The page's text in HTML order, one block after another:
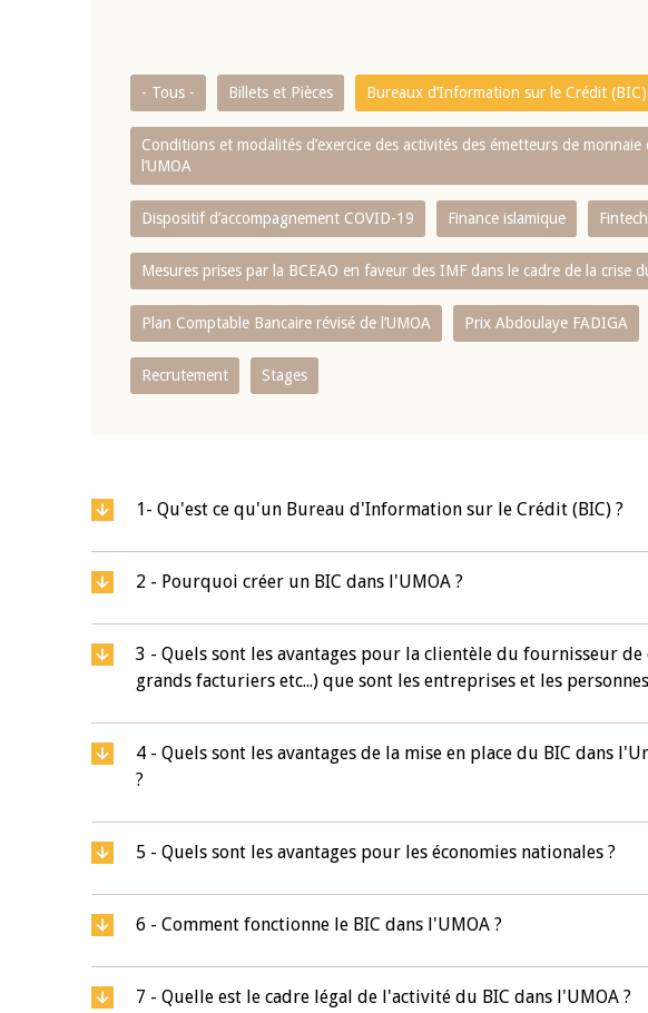
- Tous - Billets et Pièces Bureaux d’Information sur le Crédit (BIC)
Conditions et modalités d’exercice des activités des émetteurs de
l’UMOA
Dispositif d’accompagnement COVID-19 Finance islamique Fintech
Mesures prises par la BCEAO en faveur des IMF dans le cadre de la crise
Plan Comptable Bancaire révisé de l’UMOA Prix Abdoulaye FADIGA
Recrutement Stages
1- Qu'est ce qu'un Bureau d'Information sur le Crédit (BIC) ?
2 - Pourquoi créer un BIC dans l'UMOA ?
3 - Quels sont les avantages pour la clientèle du fournisseur
grands facturiers etc...) que sont les entreprises et les
4 - Quels sont les avantages de la mise en place du BIC dans
?
5 - Quels sont les avantages pour les économies nationales ?
6 - Comment fonctionne le BIC dans l'UMOA ?
7 - Quelle est le cadre légal de l'activité du BIC dans l'UMOA ?
d'ouverture du Comité de
2026, prononcée par son Président
Jean-Claude Kassi BROU
Mot introductif du Gouverneur Jean-
de présentation du rapport annuel
de la BCEAO